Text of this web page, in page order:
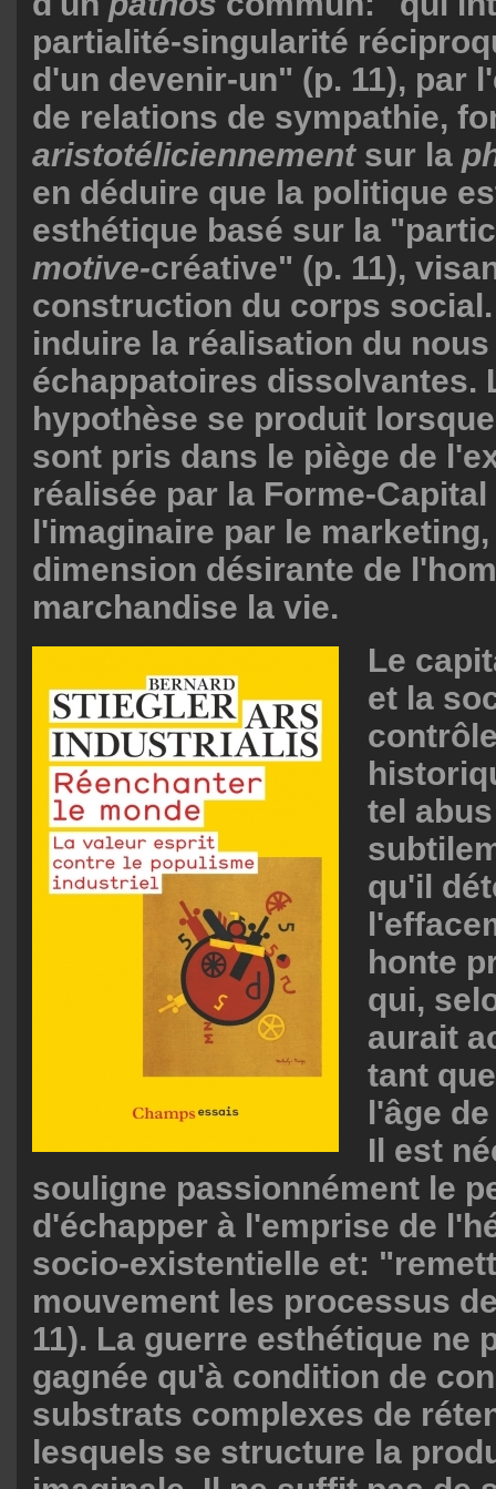
partialité-singularité
d'un devenir-un" (p. 11), par
de relations de sympathie,
aristotéliciennement sur la
en déduire que la politique
esthétique basé sur la
motive-créative" (p. 11),
construction du corps
induire la réalisation du
échappatoires dissolvantes.
hypothèse se produit
sont pris dans le piège de
réalisée par la Forme-
l'imaginaire par le
dimension désirante de
marchandise la vie.
Le
et la
tel
qu'il
honte
qui,
aurait
tant
l'âge
Il est
souligne passionnément le
d'échapper à l'emprise de
socio-existentielle et:
mouvement les processus
11). La guerre esthétique ne
gagnée qu'à condition de
substrats complexes de
lesquels se structure la